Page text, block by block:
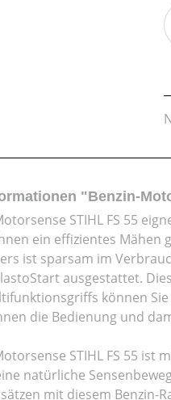
"Benzin-
STIHL FS 55
ein effizientes Mähen
ist sparsam im
ausgestattet.
können
die Bedienung und
STIHL FS 55
natürliche
mit diesem